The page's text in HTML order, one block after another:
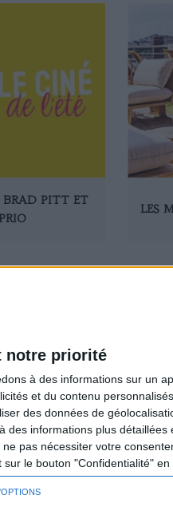
notre priorité
à des informations sur un
et du contenu
des données de
des informations plus
pas nécessiter votre
le bouton "Confidentialité" en
BRAD PITT ET
LES
S'inscrire à la newsletter
Se désinscrire